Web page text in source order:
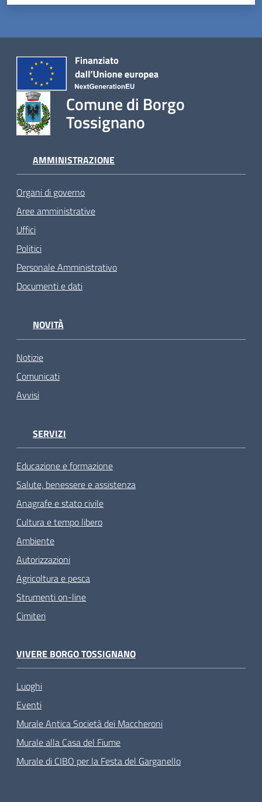
Comune di Borgo
Tossignano
AMMINISTRAZIONE
Organi di governo
Aree amministrative
Uffici
Politici
Personale Amministrativo
Documenti e dati
NOVITÀ
Notizie
Comunicati
Avvisi
SERVIZI
Educazione e formazione
Salute, benessere e assistenza
Anagrafe e stato civile
Cultura e tempo libero
Ambiente
Autorizzazioni
Agricoltura e pesca
Strumenti on-line
Cimiteri
VIVERE BORGO TOSSIGNANO
Luoghi
Eventi
Murale Antica Società dei Maccheroni
Murale alla Casa del Fiume
Murale di CIBO per la Festa del Garganello